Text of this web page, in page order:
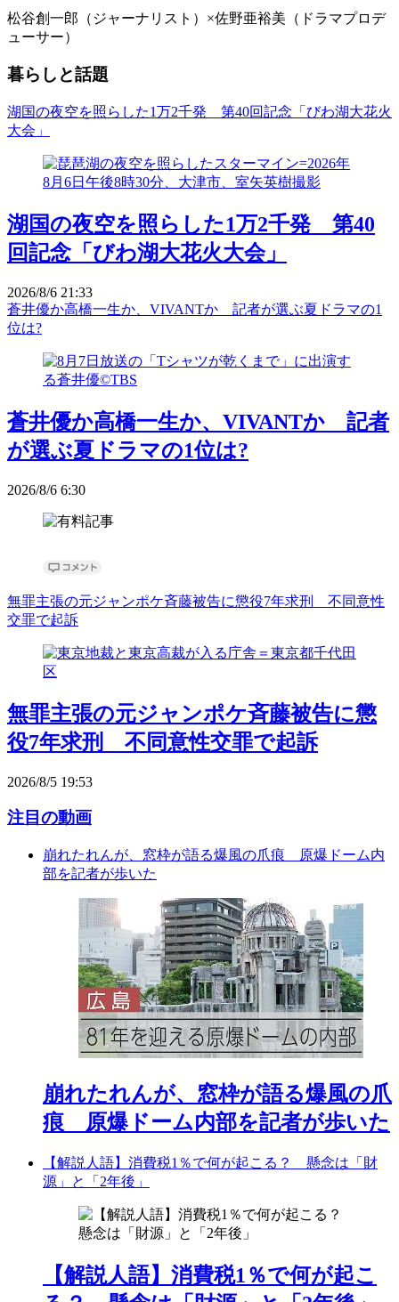
松谷創一郎（ジャーナリスト）×佐野亜裕美（ドラマプロデ
ューサー）
暮らしと話題
湖国の夜空を照らした1万2千発 第40回記念「びわ湖大花火
大会」
湖国の夜空を照らした1万2千発 第40
回記念「びわ湖大花火大会」
2026/8/6 21:33
蒼井優か高橋一生か、VIVANTか 記者が選ぶ夏ドラマの1
位は?
蒼井優か高橋一生か、VIVANTか 記者
が選ぶ夏ドラマの1位は?
2026/8/6 6:30
無罪主張の元ジャンポケ斉藤被告に懲役7年求刑 不同意性
交罪で起訴
無罪主張の元ジャンポケ斉藤被告に懲
役7年求刑 不同意性交罪で起訴
2026/8/5 19:53
注目の動画
崩れたれんが、窓枠が語る爆風の爪痕 原爆ドーム内
部を記者が歩いた
崩れたれんが、窓枠が語る爆風の爪
痕 原爆ドーム内部を記者が歩いた
【解説人語】消費税1％で何が起こる？ 懸念は「財
源」と「2年後」
【解説人語】消費税1％で何が起こ